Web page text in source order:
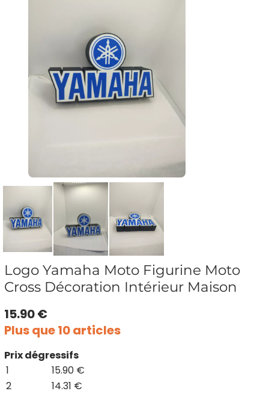
Logo Yamaha Moto Figurine Moto
Cross Décoration Intérieur Maison
15.90 €
Plus que 10 articles
Prix dégressifs
1
15.90 €
2
14.31 €